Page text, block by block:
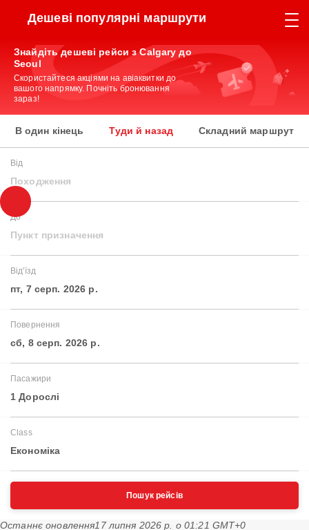
Дешеві популярні маршрути
Знайдіть дешеві рейси з Calgary до
Seoul
Скористайтеся акціями на авіаквитки до
вашого напрямку. Почніть бронювання
зараз!
В один кінець Туди й назад Складний маршрут
Від
Походження
До
Пункт призначення
Від'їзд
пт, 7 серп. 2026 р.
Повернення
сб, 8 серп. 2026 р.
Пасажири
1 Дорослі
Class
Економіка
Пошук рейсів
Останнє оновлення17 липня 2026 р. о 01:21 GMT+0